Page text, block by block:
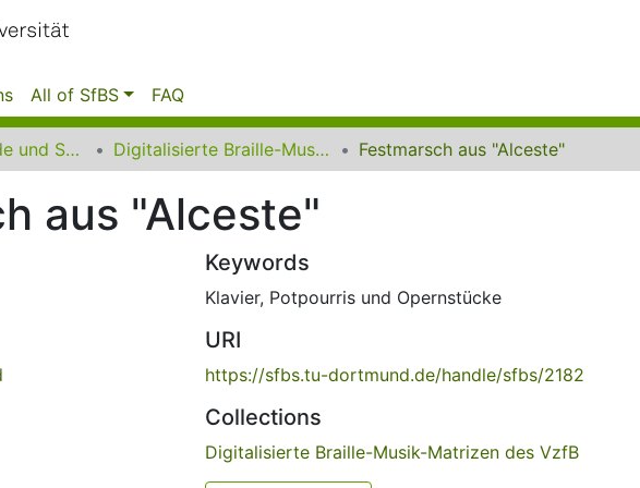
All of SfBS FAQ
Service für Blinde und Sehbehinderte der UB Dortmund Digitalisierte Braille-Musik-Matrizen des VzfB Festmarsch aus "Alceste"
aus "Alceste"
Keywords
Klavier, Potpourris und Opernstücke
URI
https://sfbs.tu-dortmund.de/handle/sfbs/2182
Collections
Digitalisierte Braille-Musik-Matrizen des VzfB